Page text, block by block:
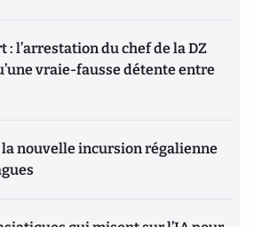
: l’arrestation du chef de la DZ
vraie-fausse détente entre
la nouvelle incursion régalienne